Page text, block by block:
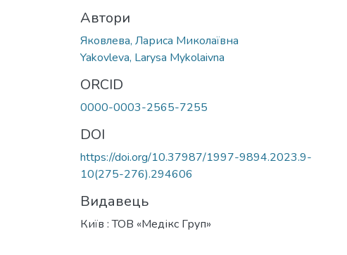
Автори
Яковлева, Лариса Миколаївна
Yakovleva, Larysa Mykolaivna
ORCID
0000-0003-2565-7255
DOI
https://doi.org/10.37987/1997-9894.2023.9-
10(275-276).294606
Видавець
Київ : ТОВ «Медікс Груп»